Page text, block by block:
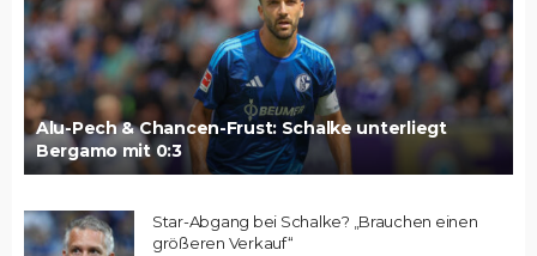
Alu-Pech & Chancen-Frust: Schalke unterliegt
Bergamo mit 0:3
Star-Abgang bei Schalke? „Brauchen einen
größeren Verkauf“